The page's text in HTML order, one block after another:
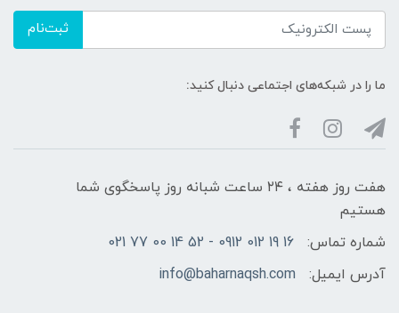
ثبت‌نام
ما را در شبکه‌های اجتماعی دنبال کنید:
هفت روز هفته ، ۲۴ ساعت شبانه‌ روز پاسخگوی شما
هستیم
شماره تماس:
16 19 012 0912 - 52 14 00 77 021
آدرس ایمیل:
info@baharnaqsh.com